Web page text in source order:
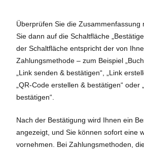
Überprüfen Sie die Zusammenfassung
Sie dann auf die Schaltfläche
der Schaltfläche entspricht der von
Zahlungsmethode – zum Beispiel
„Link senden & bestätigen“, „Link
„QR-Code erstellen & bestätigen“ oder
bestätigen“.
Nach der Bestätigung wird Ihnen ein
angezeigt, und Sie können sofort eine
vornehmen. Bei Zahlungsmethoden,